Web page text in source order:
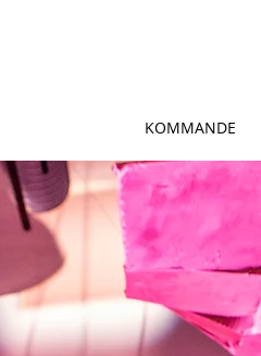
KOMMANDE